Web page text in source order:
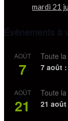
mardi 21
Évènements à
AOÛT
7
Toute
7 août :
AOÛT
21
Toute
21 août